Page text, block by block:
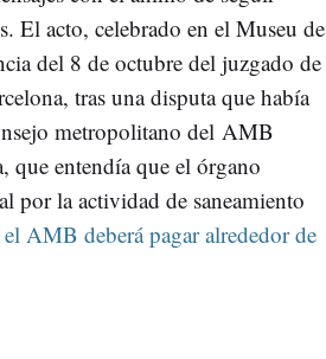
El acto, celebrado en el Museu de
del 8 de octubre del juzgado de
tras una disputa que había
metropolitano del AMB
que entendía que el órgano
por la actividad de saneamiento
el AMB deberá pagar alrededor de